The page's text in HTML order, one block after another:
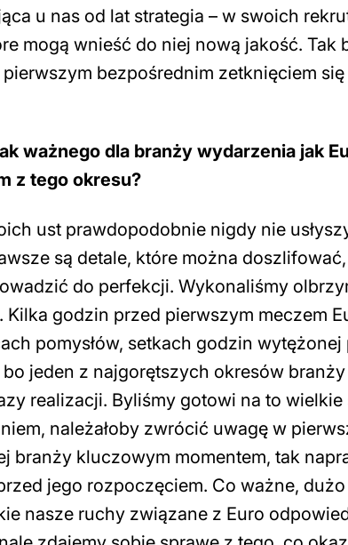
u nas od lat strategia – w swoich
mogą wnieść do niej nową jakość. Tak
bezpośrednim zetknięciem
ważnego dla branży wydarzenia jak
z tego okresu?
ust prawdopodobnie nigdy nie
są detale, które można
do perfekcji. Wykonaliśmy
godzin przed pierwszym meczem
pomysłów, setkach godzin wytężonej
jeden z najgorętszych okresów
realizacji. Byliśmy gotowi na to
należałoby zwrócić uwagę w
branży kluczowym momentem, tak
jego rozpoczęciem. Co ważne,
nasze ruchy związane z Euro